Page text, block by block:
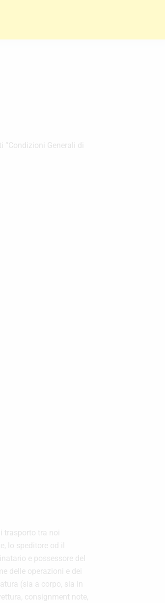
Generali di
trasporto tra noi
lo speditore od il
e possessore del
delle operazioni e dei
(sia a corpo, sia in
consignment note,